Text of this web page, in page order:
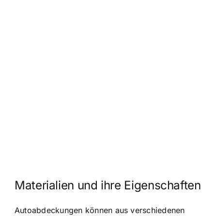
Materialien und ihre Eigenschaften
Autoabdeckungen können aus verschiedenen